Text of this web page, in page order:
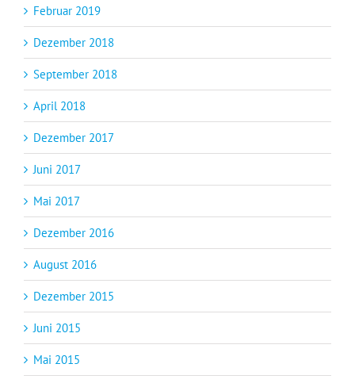
Februar 2019
Dezember 2018
September 2018
April 2018
Dezember 2017
Juni 2017
Mai 2017
Dezember 2016
August 2016
Dezember 2015
Juni 2015
Mai 2015